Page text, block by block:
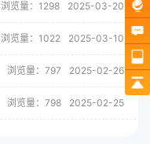
浏览量：1298 2025-03-20
浏览量：1022 2025-03-10
浏览量：797 2025-02-26
浏览量：798 2025-02-25